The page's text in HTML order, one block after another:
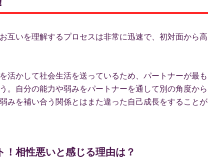
互いを理解するプロセスは非常に迅速で、初対面から高
活かして社会生活を送っているため、パートナーが最も
。自分の能力や弱みをパートナーを通して別の角度から
みを補い合う関係とはまた違った自己成長をすることが
！相性悪いと感じる理由は？